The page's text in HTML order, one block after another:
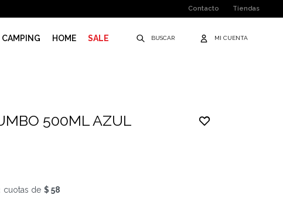
CAMPING HOME SALE
Contacto Tiendas
500ML AZUL
cuotas de $ 58